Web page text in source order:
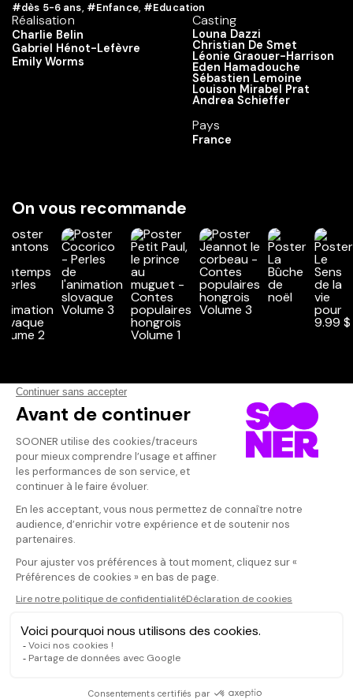
#dès 5-6 ans, #Enfance, #Education
Réalisation
Charlie Belin
Gabriel Hénot-Lefèvre
Emily Worms
Casting
Louna Dazzi
Christian De Smet
Léonie Graouer-Harrison
Eden Hamadouche
Sébastien Lemoine
Louison Mirabel Prat
Andrea Schieffer
Pays
France
On vous recommande
Vos avis
Donnez votre avis
Votre note
Votre commentaire
Il faut vous connecter pour
publier un avis
CONNEXION